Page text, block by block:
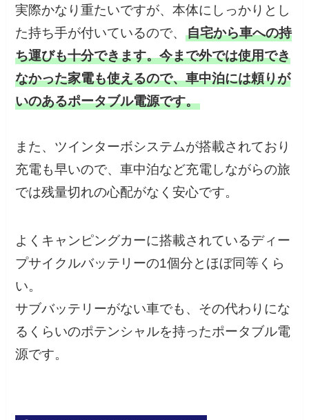
実際かなり重たいですが、本体にしっかりとし
た持ち手が付いているので、自宅から車への持
ち運びも十分できます。今まで外では使用でき
なかった家電も使えるので、車中泊には頼りが
いのあるポータブル電源です。
また、ツインターボシステムが搭載されており
充電も早いので、車中泊など充電しながらの旅
では残量切れの心配がなく安心です。
よくキャンピングカーに搭載されているディー
プサイクルバッテリーの1個分とほぼ同等くら
い。
サブバッテリーがない車でも、その代わりにな
るくらいのポテンシャルを持ったポータブル電
源です。